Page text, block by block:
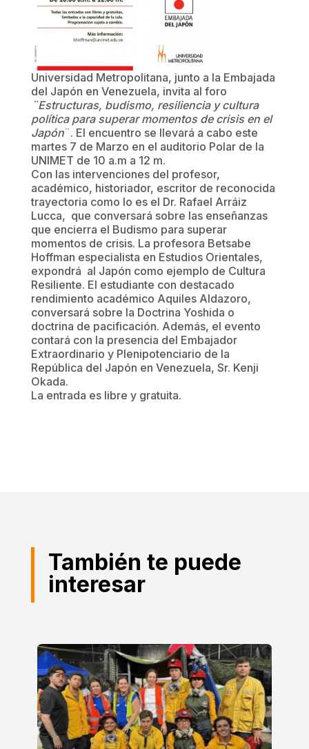
Universidad Metropolitana, junto a la Embajada
del Japón en Venezuela, invita al foro
¨Estructuras, budismo, resiliencia y cultura
política para superar momentos de crisis en el
Japón¨. El encuentro se llevará a cabo este
martes 7 de Marzo en el auditorio Polar de la
UNIMET de 10 a.m a 12 m.
Con las intervenciones del profesor,
académico, historiador, escritor de reconocida
trayectoria como lo es el Dr. Rafael Arráiz
Lucca, que conversará sobre las enseñanzas
que encierra el Budismo para superar
momentos de crisis. La profesora Betsabe
Hoffman especialista en Estudios Orientales,
expondrá al Japón como ejemplo de Cultura
Resiliente. El estudiante con destacado
rendimiento académico Aquiles Aldazoro,
conversará sobre la Doctrina Yoshida o
doctrina de pacificación. Además, el evento
contará con la presencia del Embajador
Extraordinario y Plenipotenciario de la
República del Japón en Venezuela, Sr. Kenji
Okada.
La entrada es libre y gratuita.
También te puede
interesar